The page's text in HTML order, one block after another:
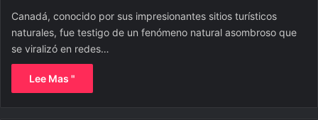
Canadá, conocido por sus impresionantes sitios turísticos
naturales, fue testigo de un fenómeno natural asombroso que
se viralizó en redes…
Lee Mas "